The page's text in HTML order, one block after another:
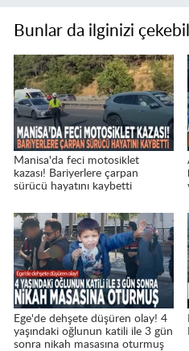
Bunlar da ilginizi
Manisa'da feci motosiklet
kazası! Bariyerlere çarpan
sürücü hayatını kaybetti
Ege'de dehşete düşüren olay! 4
yaşındaki oğlunun katili ile 3 gün
sonra nikah masasına oturmuş